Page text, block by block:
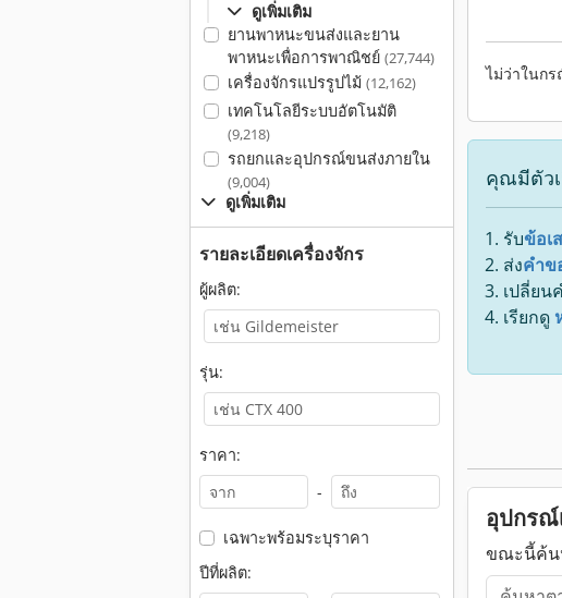
ดูเพิ่มเติม
ยานพาหนะขนส่งและยาน
พาหนะเพื่อการพาณิชย์ (27,744)
เครื่องจักรแปรรูปไม้ (12,162)
เทคโนโลยีระบบอัตโนมัติ
(9,218)
รถยกและอุปกรณ์ขนส่งภายใน
(9,004)
ดูเพิ่มเติม
รายละเอียดเครื่องจักร
ผู้ผลิต:
รุ่น:
ราคา:
-
เฉพาะพร้อมระบุราคา
ปีที่ผลิต:
ไม่ว่าในก
คุณมีตัว
รับข้อเ
ส่งคำข
เปลี่ย
เรียกดู
อุปกรณ์
ขณะนี้ค้น